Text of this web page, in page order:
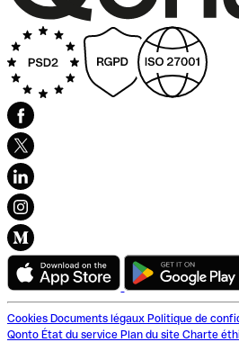
Cookies Documents légaux Politique de
Qonto État du service Plan du site Charte